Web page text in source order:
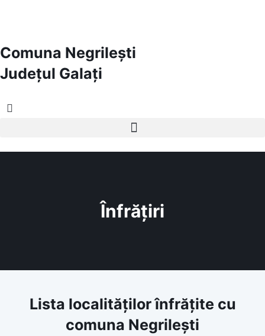
Comuna Negrilești
Județul Galați
Înfrățiri
Lista localităților înfrățite cu
comuna Negrilești